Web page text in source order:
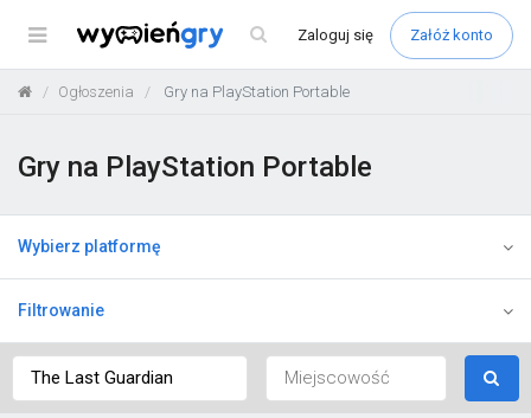
Menu Zaloguj się Załóż konto
Ogłoszenia Gry na PlayStation Portable
Gry na PlayStation Portable
Wybierz platformę
Filtrowanie